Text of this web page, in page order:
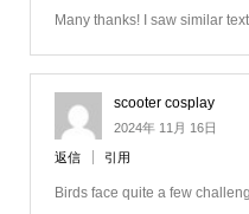
Many thanks! I saw similar
scooter cosplay
2024年 11月 16日
返信 引用
Birds face quite a few